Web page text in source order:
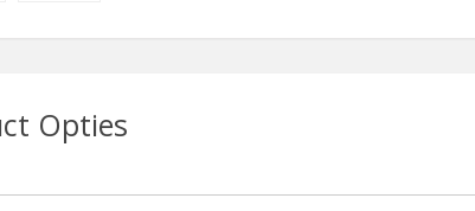
Opties